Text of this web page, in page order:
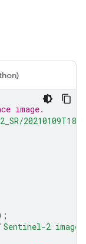
image.
'Sentinel-2 image'